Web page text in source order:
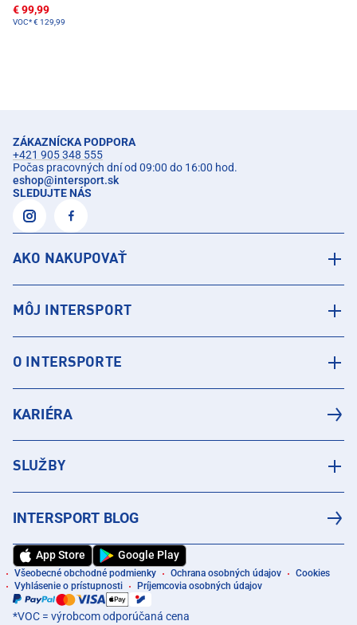
€ 99,99
VOC*€ 129,99
ZÁKAZNÍCKA PODPORA
+421 905 348 555
Počas pracovných dní od 09:00 do 16:00 hod.
eshop@intersport.sk
SLEDUJTE NÁS
AKO NAKUPOVAŤ
MÔJ INTERSPORT
O INTERSPORTE
KARIÉRA
SLUŽBY
INTERSPORT BLOG
App Store Google Play
Všeobecné obchodné podmienky Ochrana osobných údajov
Cookies
Vyhlásenie o prístupnosti
Príjemcovia osobných údajov
*VOC = výrobcom odporúčaná cena